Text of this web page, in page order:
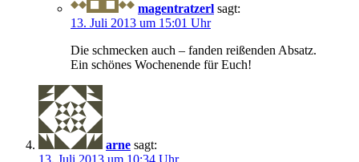
magentratzerl sagt:
13. Juli 2013 um 15:01 Uhr
Die schmecken auch – fanden reißenden Absatz.
Ein schönes Wochenende für Euch!
arne sagt:
13. Juli 2013 um 10:34 Uhr